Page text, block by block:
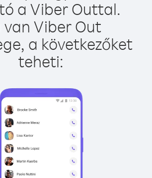
a Viber Outtal.
van Viber Out
a következőket
teheti: